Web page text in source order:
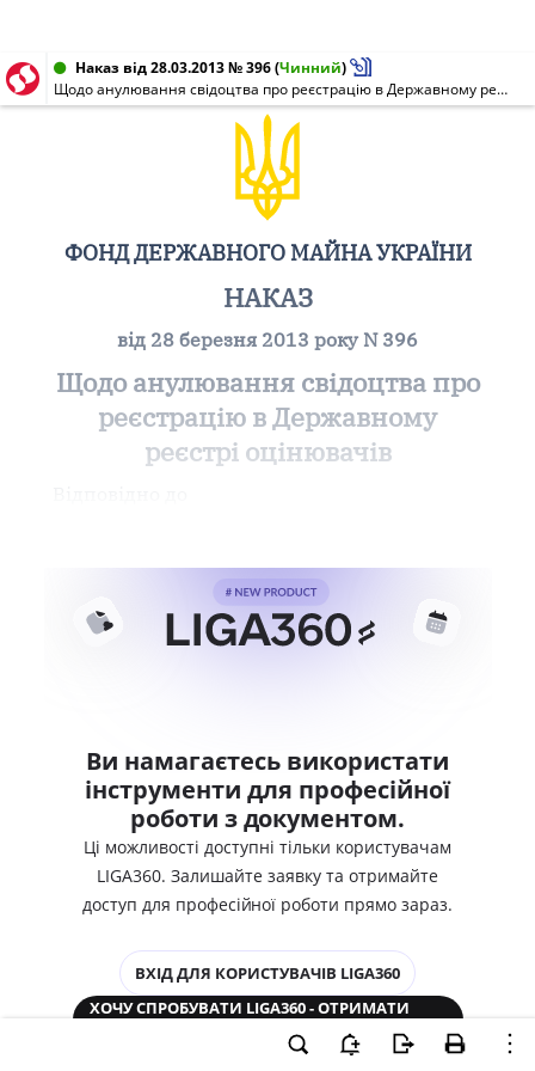
Наказ від 28.03.2013 № 396(Чинний)
Щодо анулювання свідоцтва про реєстрацію в Державному реєстрі оцінювачів
ФОНД ДЕРЖАВНОГО МАЙНА УКРАЇНИ
НАКАЗ
від 28 березня 2013 року N 396
Щодо анулювання свідоцтва про
реєстрацію в Державному
реєстрі оцінювачів
Ви намагаєтесь використати
інструменти для професійної
роботи з документом.
Ці можливості доступні тільки користувачам
LIGA360. Залишайте заявку та отримайте
доступ для професійної роботи прямо зараз.
ВХІД ДЛЯ КОРИСТУВАЧІВ LIGA360
ХОЧУ СПРОБУВАТИ LIGA360 - ОТРИМАТИ